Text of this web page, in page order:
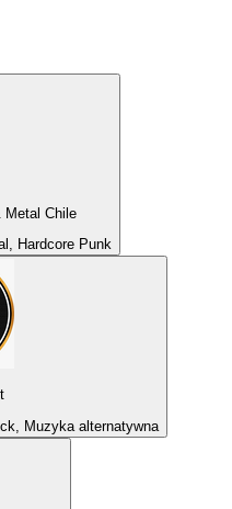
Metal Chile
Hardcore Punk
Muzyka alternatywna